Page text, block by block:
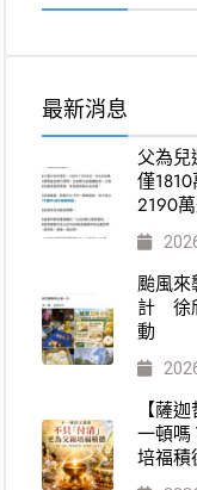
最新消息
父為兒
僅
2190
颱風
計 徐
動
【薩
一頓嗎
培福積